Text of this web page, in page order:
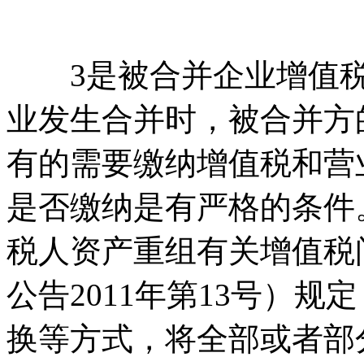
3是被合并企业增值税
业发生合并时，被合并
有的需要缴纳增值税和
是否缴纳是有严格的条
税人资产重组有关增值
公告2011年第13号）规
换等方式，将全部或者